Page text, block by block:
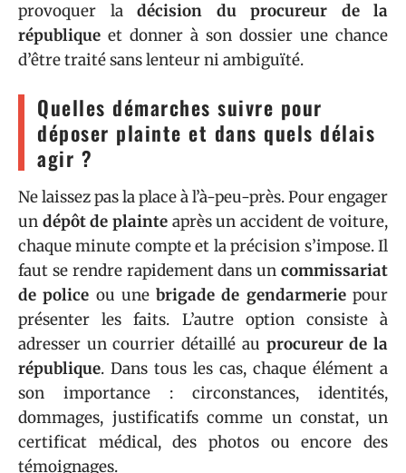
provoquer la décision du procureur de la
république et donner à son dossier une chance
d’être traité sans lenteur ni ambiguïté.
Quelles démarches suivre pour
déposer plainte et dans quels délais
agir ?
Ne laissez pas la place à l’à-peu-près. Pour engager
un dépôt de plainteaprès un accident de voiture,
chaque minute compte et la précision s’impose. Il
faut se rendre rapidement dans un commissariat
de police ou unebrigade de gendarmeriepour
présenter les faits. L’autre option consiste à
adresser un courrier détaillé au procureur de la
république. Dans tous les cas, chaque élément a
son importance : circonstances, identités,
dommages, justificatifs comme un constat, un
certificat médical, des photos ou encore des
témoignages.